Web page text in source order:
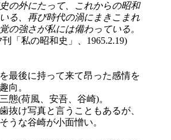
の外にたって、これからの昭和
る、再び時代の渦にまきこまれ
の強さが私には備わっている。
「私の昭和史」、1965.2.19)
最後に持って来て昂った感情を
向。
態(荷風、安吾、谷崎)。
抜け写真と言うこともあるが、
うな谷崎が小面憎い。